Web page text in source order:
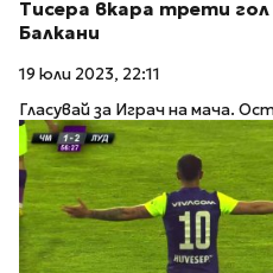
Тисера вкара трети
Балкани
19 юли 2023, 22:11
Гласувай за Играч на мача.